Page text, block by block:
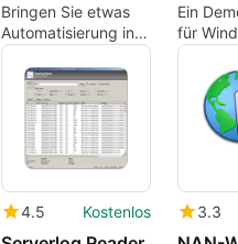
Bringen Sie etwas
Automatisierung in
Ihr Projekt mit
Jenkins
Ein
für
alt-n-
4.5 Kostenlos 3.3